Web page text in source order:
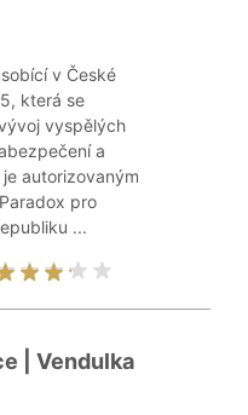
v České
která se
vyspělých
a
autorizovaným
pro
...
| Vendulka